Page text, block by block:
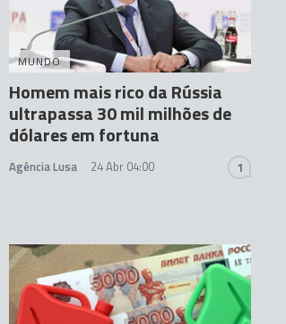
MUNDO
Homem mais rico da Rússia
ultrapassa 30 mil milhões de
dólares em fortuna
Agência Lusa 24 Abr 04:00 1